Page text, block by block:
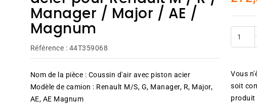
Manager / Major / AE /
Magnum
Référence : 44T359068
Nom de la pièce : Coussin d'air avec piston acier
Modèle de camion : Renault M/S, G, Manager, R, Major,
AE, AE Magnum
Vous
soit
produit